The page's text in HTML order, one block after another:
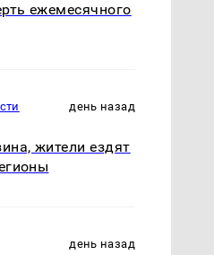
ежемесячного
день назад
жители ездят
день назад